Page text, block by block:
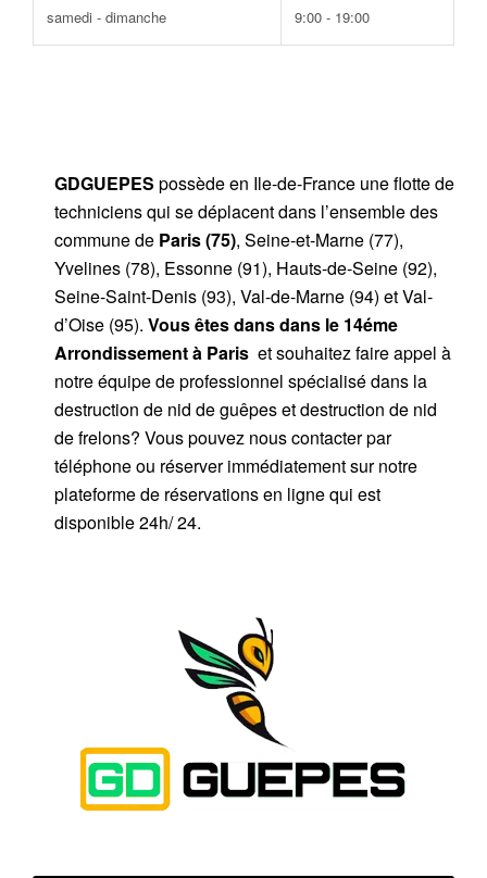
samedi - dimanche 9:00 - 19:00
GDGUEPES possède en Ile-de-France une flotte de
techniciens qui se déplacent dans l’ensemble des
commune de Paris (75), Seine-et-Marne (77),
Yvelines (78), Essonne (91), Hauts-de-Seine (92),
Seine-Saint-Denis (93), Val-de-Marne (94) et Val-
d’Oise (95). Vous êtes dans dans le 14éme
Arrondissement à Paris et souhaitez faire appel à
notre équipe de professionnel spécialisé dans la
destruction de nid de guêpes et destruction de nid
de frelons? Vous pouvez nous contacter par
téléphone ou réserver immédiatement sur notre
plateforme de réservations en ligne qui est
disponible 24h/ 24.